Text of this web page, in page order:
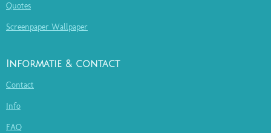
Quotes
Screenpaper Wallpaper
Informatie & contact
Contact
Info
FAQ